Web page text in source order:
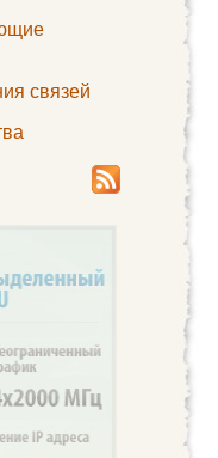
связей